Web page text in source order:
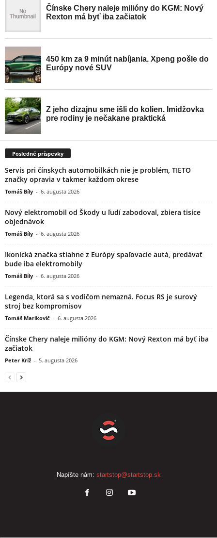
Posledné príspevky
Servis pri čínskych automobilkách nie je problém, TIETO
značky opravia v takmer každom okrese
Tomáš Bíly - 6. augusta 2026
Nový elektromobil od Škody u ľudí zabodoval, zbiera tisíce
objednávok
Tomáš Bíly - 6. augusta 2026
Ikonická značka stiahne z Európy spaľovacie autá, predávať
bude iba elektromobily
Tomáš Bíly - 6. augusta 2026
Legenda, ktorá sa s vodičom nemazná. Focus RS je surový
stroj bez kompromisov
Tomáš Marikovič - 6. augusta 2026
Čínske Chery naleje milióny do KGM: Nový Rexton má byť iba
začiatok
Peter Kríž - 5. augusta 2026
Napíšte nám: startstop@startstop.sk